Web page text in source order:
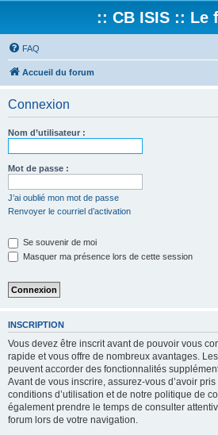
:: CB ISIS :: Le
FAQ
Accueil du forum
Connexion
Nom d’utilisateur :
Mot de passe :
J’ai oublié mon mot de passe
Renvoyer le courriel d’activation
Se souvenir de moi
Masquer ma présence lors de cette session
INSCRIPTION
Vous devez être inscrit avant de pouvoir vous
rapide et vous offre de nombreux avantages.
peuvent accorder des fonctionnalités
Avant de vous inscrire, assurez-vous d’avoir
conditions d’utilisation et de notre politique de
également prendre le temps de consulter
forum lors de votre navigation.